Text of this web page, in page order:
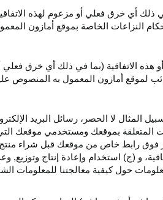
ذلك أي خرق فعلي أو مزعوم لهذه
النزاعات الخاصة بموقع أمازون
هذه الاتفاقية (بما في ذلك أي خرق
لموقع أمازون المعمول به المنصوص
لا الحصر، رسائل البريد
المتعلقة بموقعك ومستخدمي موقعك
فوق رابط خاص من موقعك قبل شراء
و (ج) استخدام وإعادة إنتاج
حول كيفية معالجتنا للمعلومات